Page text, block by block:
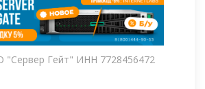
"Сервер Гейт" ИНН 7728456472